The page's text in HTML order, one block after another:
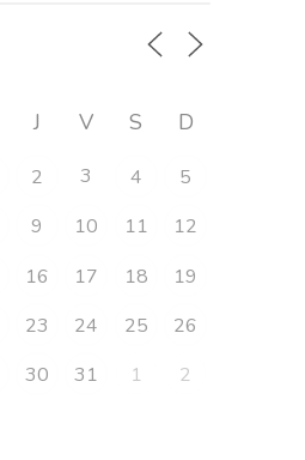
J V S D
2 3 4
5
9 10 11
12
16 17 18
19
23 24 25
26
30 31 1 2